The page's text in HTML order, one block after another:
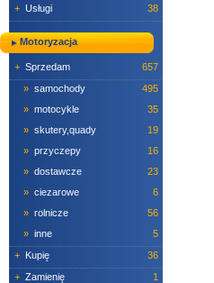
+ Usługi 38
Motoryzacja
+ Sprzedam
657
» samochody
495
» motocykle
35
» skutery,quady
19
» przyczepy
16
» dostawcze
23
» ciezarowe
6
» rolnicze
56
» inne
5
+ Kupię
36
+ Zamienię
1